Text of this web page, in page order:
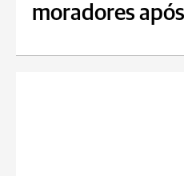
moradores